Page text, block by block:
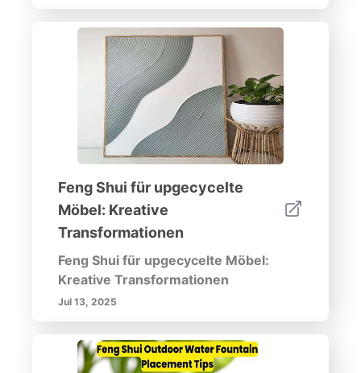
Feng Shui für upgecycelte
Möbel: Kreative
Transformationen
Feng Shui für upgecycelte Möbel:
Kreative Transformationen
Jul 13, 2025